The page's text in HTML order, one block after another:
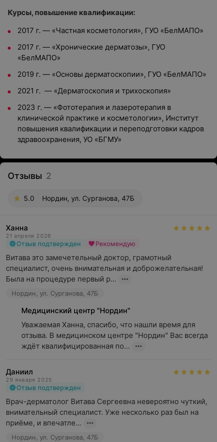
Курсы, повышение квалификации:
2017 г. — «Частная косметология», ГУО «БелМАПО»
2017 г. — «Хронические дерматозы», ГУО
«БелМАПО»
2019 г. — «Основы дерматоскопии», ГУО «БелМАПО»
2021 г. — «Дерматоскопия и трихоскопия»
2023 г. — «Фототерапия и лазеротерапия в
клинической практике и косметологии», Институт
повышения квалификации и переподготовки кадров
здравоохранения, УО «БГМУ»
Отзывы 2
5.0 Нордин, ул. Сурганова, 47Б
Ханна
21 апреля 2026
Отзыв подтвержден Рекомендую
Витава это замечетельный доктор, грамотный
специалист, очень внимательная и доброжелательная!
Была на процедуре первый р...
Нордин, ул. Сурганова, 47Б
Медицинский центр "Нордин"
Уважаемая Ханна, спасибо, что нашли время для
отзыва. В медицинском центре "Нордин" Вас всегда
ждёт квалифицированная по...
Даниил
29 января 2025
Отзыв подтвержден
Врач-дерматолог Витава Сергеевна невероятно чуткий,
внимательный специалист. Уже несколько раз был на
приёме, и впечатле...
Нордин, ул. Сурганова, 47Б